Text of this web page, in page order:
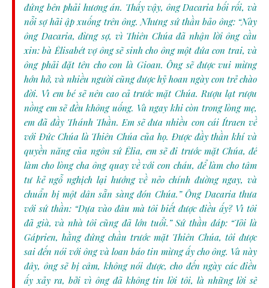
đứng bên phải hương án. Thấy vậy, ông Dacaria bối rối, và
nỗi sợ hãi ập xuống trên ông. Nhưng sứ thần bảo ông: “Này
ông Dacaria, đừng sợ, vì Thiên Chúa đã nhận lời ông cầu
xin: bà Êlisabét vợ ông sẽ sinh cho ông một đứa con trai, và
ông phải đặt tên cho con là Gioan. Ông sẽ được vui mừng
hớn hở, và nhiều người cũng được hỷ hoan ngày con trẻ chào
đời. Vì em bé sẽ nên cao cả trước mặt Chúa. Rượu lạt rượu
nồng em sẽ đều không uống. Và ngay khi còn trong lòng mẹ,
em đã đầy Thánh Thần. Em sẽ đưa nhiều con cái Ítraen về
với Ðức Chúa là Thiên Chúa của họ. Ðược đầy thần khí và
quyền năng của ngôn sứ Êlia, em sẽ đi trước mặt Chúa, để
làm cho lòng cha ông quay về với con cháu, để làm cho tâm
tư kẻ ngỗ nghịch lại hướng về nẻo chính đường ngay, và
chuẩn bị một dân sẵn sàng đón Chúa.” Ông Dacaria thưa
với sứ thần: “Dựa vào đâu mà tôi biết được điều ấy? Vì tôi
đã già, và nhà tôi cũng đã lớn tuổi.” Sứ thần đáp: “Tôi là
Gáprien, hằng đứng chầu trước mặt Thiên Chúa, tôi được
sai đến nói với ông và loan báo tin mừng ấy cho ông. Và này
đây, ông sẽ bị câm, không nói được, cho đến ngày các điều
ấy xảy ra, bởi vì ông đã không tin lời tôi, là những lời sẽ